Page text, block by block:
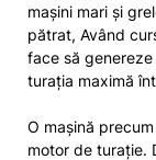
mașini mari și
pătrat, Având
face să
turația maximă
O mașină
motor de turație.